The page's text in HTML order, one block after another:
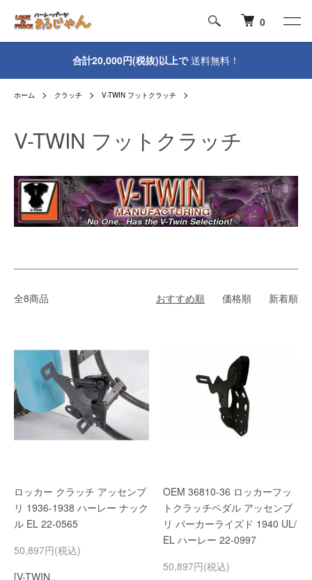
0
合計20,000円(税抜)以上で送料無料！
ホーム クラッチ V-TWIN フットクラッチ
V-TWIN フットクラッチ
全8商品 おすすめ順 価格順 新着順
ロッカー クラッチ アッセンブ
リ 1936-1938 ハーレー ナック
ル EL 22-0565
50,897円(税込)
[V-TWIN..
OEM 36810-36 ロッカーフッ
トクラッチペダル アッセンブ
リ パーカーライズド 1940 UL/
EL ハーレー 22-0997
50,897円(税込)